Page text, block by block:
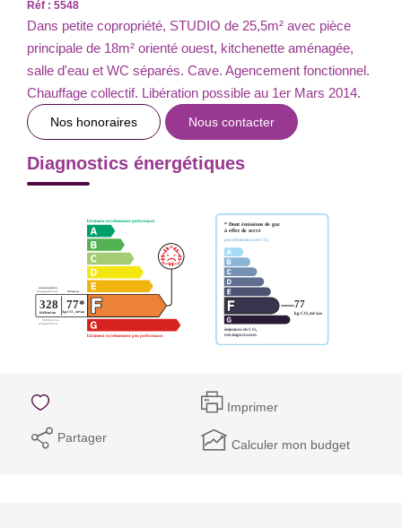
Réf : 5548
Dans petite copropriété, STUDIO de 25,5m² avec pièce
principale de 18m² orienté ouest, kitchenette aménagée,
salle d'eau et WC séparés. Cave. Agencement fonctionnel.
Chauffage collectif. Libération possible au 1er Mars 2014.
Nos honoraires Nous contacter
Diagnostics énergétiques
Imprimer
Partager Calculer mon budget